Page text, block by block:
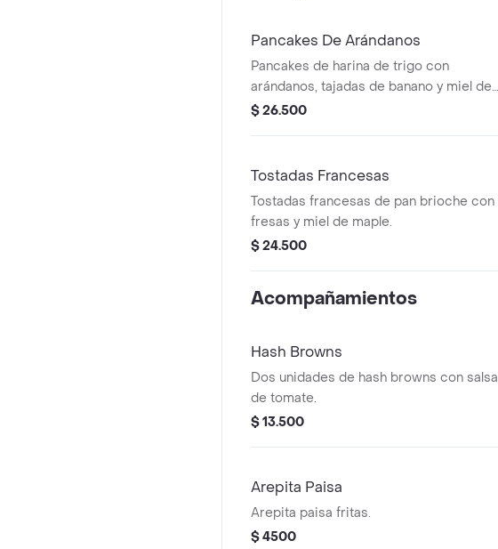
Pancakes De Arándanos
Pancakes de harina de trigo con
arándanos, tajadas de banano y miel de
maple.
$ 26.500
Tostadas Francesas
Tostadas francesas de pan brioche con
fresas y miel de maple.
$ 24.500
Acompañamientos
Hash Browns
Dos unidades de hash browns con salsa
de tomate.
$ 13.500
Arepita Paisa
Arepita paisa fritas.
$ 4500